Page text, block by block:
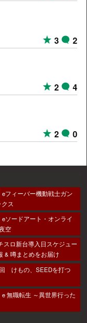
3 2
2 4
2 0
eフィーバー機動戦士ガン
ス
eソードアート・オンライ
空
スロ新台導入日スケジュー
& 噂まとめをお届け
けもの、SEEDを打つ
e 無職転生 ～異世界行った